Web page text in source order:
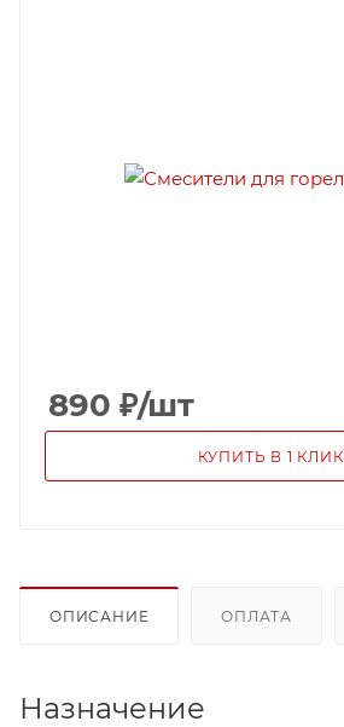
890 ₽/шт
КУПИТЬ В 1 КЛИК
ОПИСАНИЕ ОПЛАТА
Назначение